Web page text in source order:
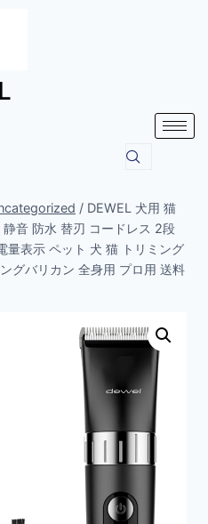
/ DEWEL 犬用 猫
音 防水 替刃 コードレス 2段
量表示 ペット 犬 猫 トリミング
グバリカン 全身用 プロ用 送料